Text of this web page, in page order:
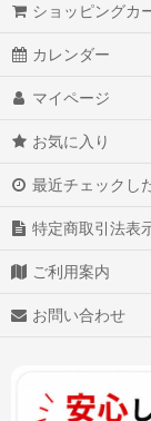
あんさんぶるスター
少女前線
Star Wars スター・
白猫プロジェクト
ショッピングカ
カレンダー
マイページ
お気に入り
最近チェックし
特定商取引法表
ご利用案内
お問い合わせ